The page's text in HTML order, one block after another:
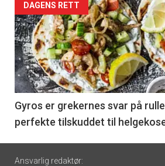
Forsiden
akkurat
nå
-
6
DAGENS RETT
Gyros er grekernes svar på
perfekte tilskuddet til
Footer
Ansvarlig redaktør: